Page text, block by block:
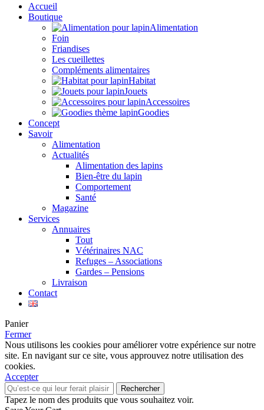
Accueil
Boutique
Alimentation
Foin
Friandises
Les cueillettes
Compléments alimentaires
Habitat
Jouets
Accessoires
Goodies
Concept
Savoir
Alimentation
Actualités
Alimentation des lapins
Bien-être du lapin
Comportement
Santé
Magazine
Services
Annuaires
Tout
Vétérinaires NAC
Refuges – Associations
Gardes – Pensions
Livraison
Contact
Panier
Fermer
Nous utilisons les cookies pour améliorer votre expérience sur notre
site. En navigant sur ce site, vous approuvez notre utilisation des
cookies.
Accepter
Rechercher
Tapez le nom des produits que vous souhaitez voir.